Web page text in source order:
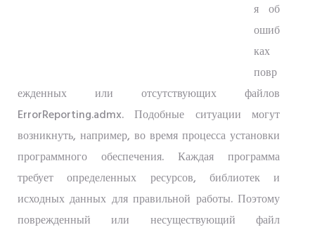
я об
ошиб
ках
повр
ежденных или отсутствующих файлов
ErrorReporting.admx. Подобные ситуации могут
возникнуть, например, во время процесса установки
программного обеспечения. Каждая программа
требует определенных ресурсов, библиотек и
исходных данных для правильной работы. Поэтому
поврежденный или несуществующий файл